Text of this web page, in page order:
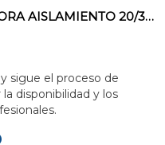
REDONDEADORA AISLAMIENTO 20/30kV
sigue el proceso de
disponibilidad y los